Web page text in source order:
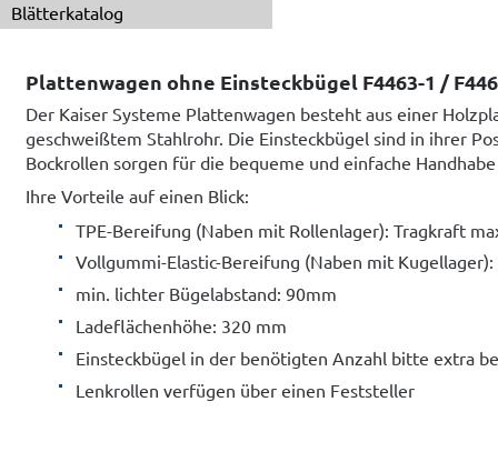
Blätterkatalog
Plattenwagen ohne Einsteckbügel F4463-1 /
Der Kaiser Systeme Plattenwagen besteht aus einer
geschweißtem Stahlrohr. Die Einsteckbügel sind in ihrer
Bockrollen sorgen für die bequeme und einfache
Ihre Vorteile auf einen Blick:
TPE-Bereifung (Naben mit Rollenlager): Tragkraft
Vollgummi-Elastic-Bereifung (Naben mit
min. lichter Bügelabstand: 90mm
Ladeflächenhöhe: 320 mm
Einsteckbügel in der benötigten Anzahl bitte extra
Lenkrollen verfügen über einen Feststeller